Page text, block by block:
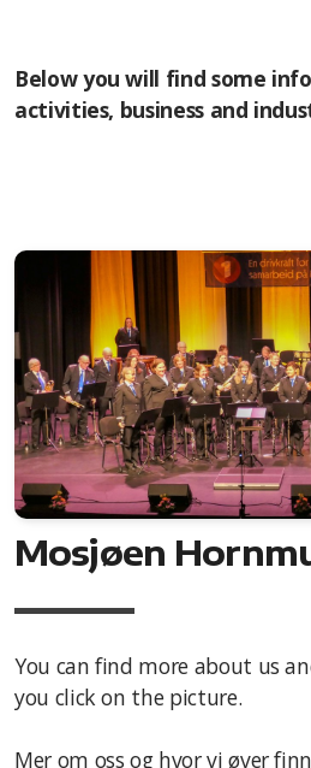
Below you will find some
activities, business and
Mosjøen
You can find more about us
you click on the picture.
Mer om oss og hvor vi øver